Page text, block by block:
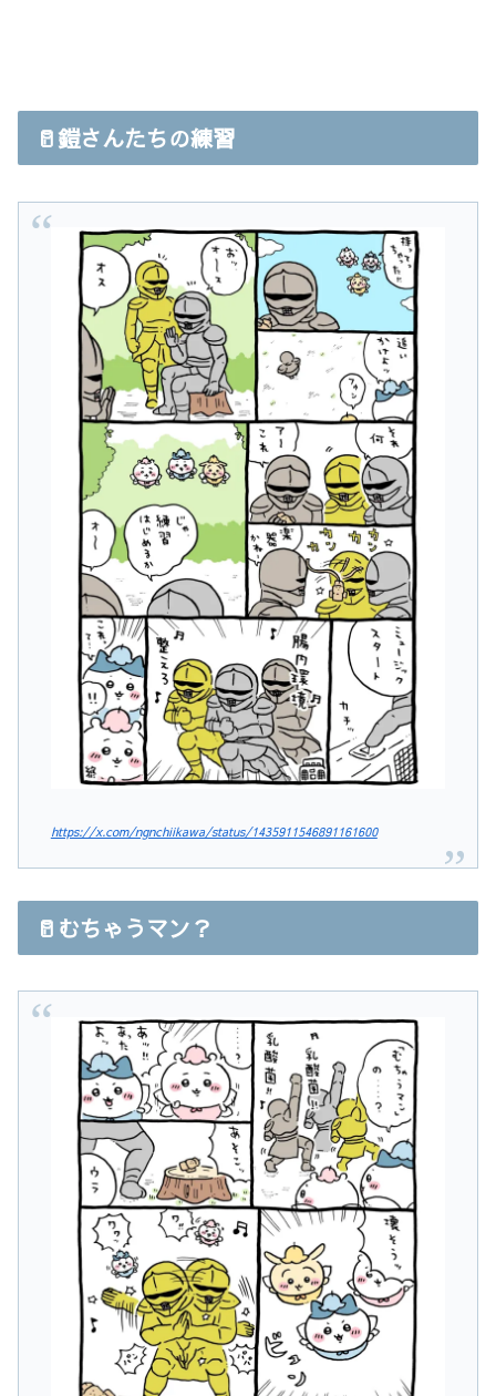
🥛鎧さんたちの練習
https://x.com/ngnchiikawa/status/1435911546891161600
🥛むちゃうマン？